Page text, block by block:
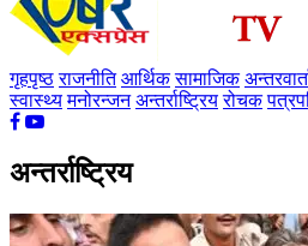
गृहपृष्ठ राजनीति आर्थिक सामाजिक
स्वास्थ्य मनोरन्जन अन्तर्राष्ट्रिय रोचक
अन्तर्राष्ट्रिय